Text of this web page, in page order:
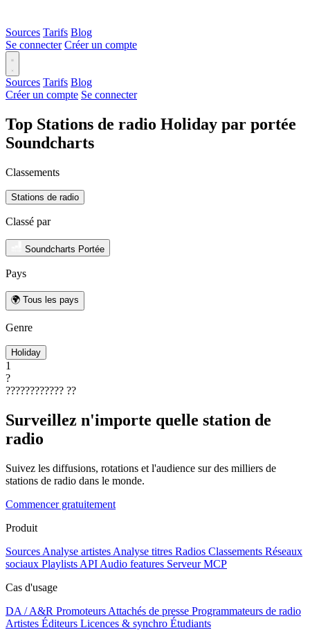
Sources Tarifs Blog
Se connecter Créer un compte
Sources Tarifs Blog
Créer un compte Se connecter
Top Stations de radio Holiday par portée
Soundcharts
Classements
Stations de radio
Classé par
Soundcharts Portée
Pays
🌍 Tous les pays
Genre
Holiday
1
?
???????????? ??
Surveillez n'importe quelle station de
radio
Suivez les diffusions, rotations et l'audience sur des milliers de
stations de radio dans le monde.
Commencer gratuitement
Produit
Sources Analyse artistes Analyse titres Radios Classements Réseaux
sociaux Playlists API Audio features Serveur MCP
Cas d'usage
DA / A&R Promoteurs Attachés de presse Programmateurs de radio
Artistes Éditeurs Licences & synchro Étudiants